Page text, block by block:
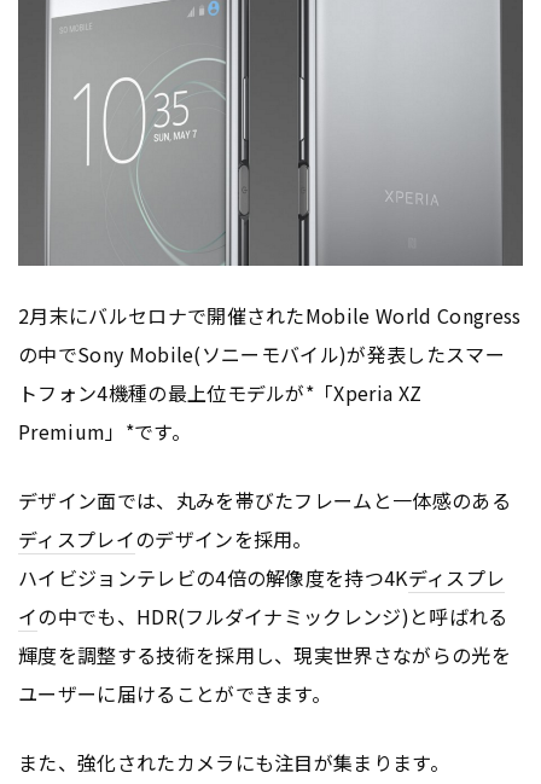
2月末にバルセロナで開催されたMobile World Congress
の中でSony Mobile(ソニーモバイル)が発表したスマー
トフォン4機種の最上位モデルが*「Xperia XZ
Premium」*です。
デザイン面では、丸みを帯びたフレームと一体感のある
ディスプレイのデザインを採用。
ハイビジョンテレビの4倍の解像度を持つ4Kディスプレ
イの中でも、HDR(フルダイナミックレンジ)と呼ばれる
輝度を調整する技術を採用し、現実世界さながらの光を
ユーザーに届けることができます。
また、強化されたカメラにも注目が集まります。